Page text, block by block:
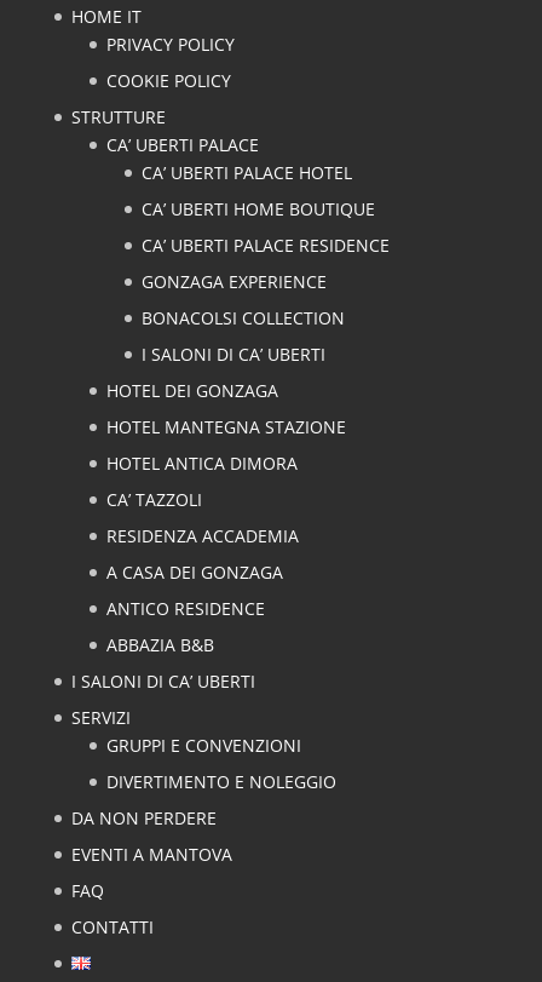
HOME IT
PRIVACY POLICY
COOKIE POLICY
STRUTTURE
CA’ UBERTI PALACE
CA’ UBERTI PALACE HOTEL
CA’ UBERTI HOME BOUTIQUE
CA’ UBERTI PALACE RESIDENCE
GONZAGA EXPERIENCE
BONACOLSI COLLECTION
I SALONI DI CA’ UBERTI
HOTEL DEI GONZAGA
HOTEL MANTEGNA STAZIONE
HOTEL ANTICA DIMORA
CA’ TAZZOLI
RESIDENZA ACCADEMIA
A CASA DEI GONZAGA
ANTICO RESIDENCE
ABBAZIA B&B
I SALONI DI CA’ UBERTI
SERVIZI
GRUPPI E CONVENZIONI
DIVERTIMENTO E NOLEGGIO
DA NON PERDERE
EVENTI A MANTOVA
FAQ
CONTATTI